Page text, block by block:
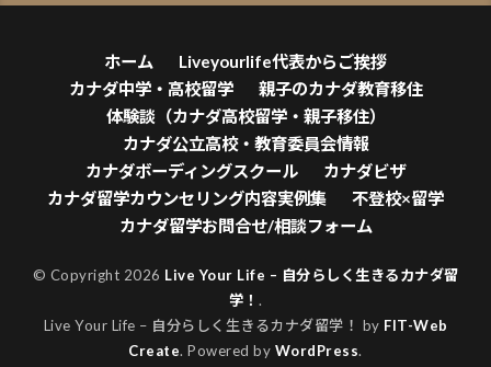
ホーム
Liveyourlife代表からご挨拶
カナダ中学・高校留学
親子のカナダ教育移住
体験談（カナダ高校留学・親子移住）
カナダ公立高校・教育委員会情報
カナダボーディングスクール
カナダビザ
カナダ留学カウンセリング内容実例集
不登校×留学
カナダ留学お問合せ/相談フォーム
© Copyright 2026 Live Your Life – 自分らしく生きるカナダ留
学！ .
Live Your Life – 自分らしく生きるカナダ留学！ by FIT-Web
Create. Powered by WordPress.